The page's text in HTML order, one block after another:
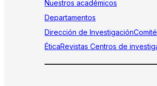
Nuestros académicos
Departamentos
Dirección de Investigación
ÉticaRevistas Centros de